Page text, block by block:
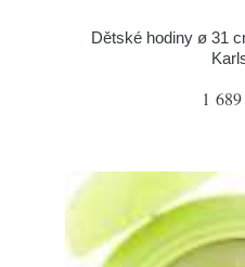
Dětské hodiny ø 31
1